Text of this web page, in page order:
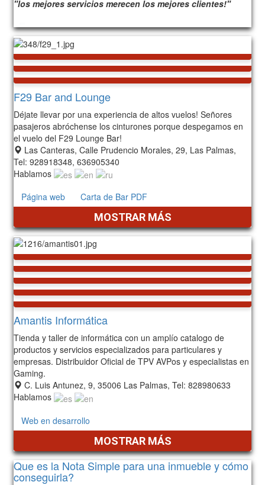
"los mejores servicios merecen los mejores clientes!"
F29 Bar and Lounge
Déjate llevar por una experiencia de altos vuelos! Señores
pasajeros abróchense los cinturones porque despegamos en
el vuelo del F29 Lounge Bar!
Las Canteras, Calle Prudencio Morales, 29, Las Palmas,
Tel: 928918348, 636905340
Hablamos
Página web
Carta de Bar PDF
MOSTRAR MÁS
Amantis Informática
Tienda y taller de informática con un amplío catalogo de
productos y servicios especializados para particulares y
empresas. Distribuidor Oficial de TPV AVPos y especialistas en
Gaming.
C. Luis Antunez, 9, 35006 Las Palmas, Tel: 828980633
Hablamos
Web en desarrollo
MOSTRAR MÁS
Que es la Nota Simple para una inmueble y cómo
conseguirla?